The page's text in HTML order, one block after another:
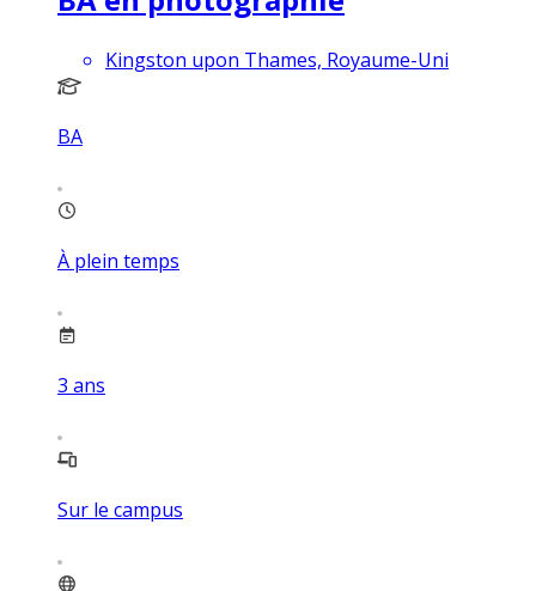
Kingston upon Thames, Royaume-Uni
BA
À plein temps
3 ans
Sur le campus